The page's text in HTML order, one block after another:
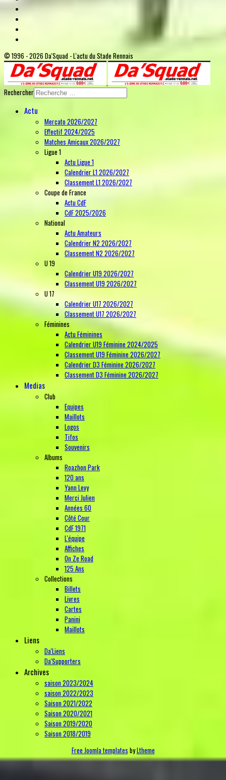
© 1996 - 2026 Da'Squad - L'actu du Stade Rennais
Rechercher
Actu
Mercato 2026/2027
Effectif 2024/2025
Matches Amicaux 2026/2027
Ligue 1
Actu Ligue 1
Calendrier L1 2026/2027
Classement L1 2026/2027
Coupe de France
Actu CdF
CdF 2025/2026
National
Actu Amateurs
Calendrier N2 2026/2027
Classement N2 2026/2027
U 19
Calendrier U19 2026/2027
Classement U19 2026/2027
U 17
Calendrier U17 2026/2027
Classement U17 2026/2027
Féminines
Actu Féminines
Calendrier U19 Féminine 2024/2025
Classement U19 Féminine 2026/2027
Calendrier D3 Féminine 2026/2027
Classement D3 Féminine 2026/2027
Medias
Club
Equipes
Maillots
Logos
Tifos
Souvenirs
Albums
Roazhon Park
120 ans
Yann Levy
Merci Julien
Années 60
Côté Cour
CdF 1971
L'équipe
Affiches
On Ze Road
125 Ans
Collections
Billets
Livres
Cartes
Panini
Maillots
Liens
Da'Liens
Da'Supporters
Archives
saison 2023/2024
saison 2022/2023
Saison 2021/2022
Saison 2020/2021
Saison 2019/2020
Saison 2018/2019
Free Joomla templates byLtheme